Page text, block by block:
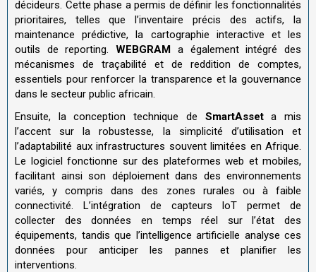
décideurs. Cette phase a permis de définir les fonctionnalités
prioritaires, telles que l’inventaire précis des actifs, la
maintenance prédictive, la cartographie interactive et les
outils de reporting.WEBGRAM
a également intégré des
mécanismes de traçabilité et de reddition de comptes,
essentiels pour renforcer la transparence et la gouvernance
dans le secteur public africain.
Ensuite, la conception technique de SmartAsseta mis
l’accent sur la robustesse, la simplicité d’utilisation et
l’adaptabilité aux infrastructures souvent limitées en Afrique.
Le logiciel fonctionne sur des plateformes web et mobiles,
facilitant ainsi son déploiement dans des environnements
variés, y compris dans des zones rurales ou à faible
connectivité. L’intégration de capteurs IoT permet de
collecter des données en temps réel sur l’état des
équipements, tandis que l’intelligence artificielle analyse ces
données pour anticiper les pannes et planifier les
interventions.